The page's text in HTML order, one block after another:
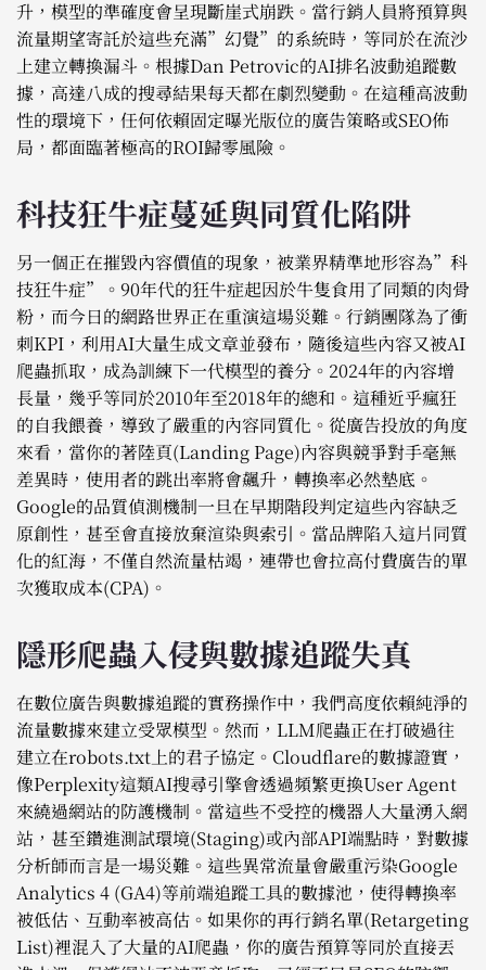
升，模型的準確度會呈現斷崖式崩跌。當行銷人員將預算與
流量期望寄託於這些充滿”幻覺”的系統時，等同於在流沙
上建立轉換漏斗。根據Dan Petrovic的AI排名波動追蹤數
據，高達八成的搜尋結果每天都在劇烈變動。在這種高波動
性的環境下，任何依賴固定曝光版位的廣告策略或SEO佈
局，都面臨著極高的ROI歸零風險。
科技狂牛症蔓延與同質化陷阱
另一個正在摧毀內容價值的現象，被業界精準地形容為”科
技狂牛症”。90年代的狂牛症起因於牛隻食用了同類的肉骨
粉，而今日的網路世界正在重演這場災難。行銷團隊為了衝
刺KPI，利用AI大量生成文章並發布，隨後這些內容又被AI
爬蟲抓取，成為訓練下一代模型的養分。2024年的內容增
長量，幾乎等同於2010年至2018年的總和。這種近乎瘋狂
的自我餵養，導致了嚴重的內容同質化。從廣告投放的角度
來看，當你的著陸頁(Landing Page)內容與競爭對手毫無
差異時，使用者的跳出率將會飆升，轉換率必然墊底。
Google的品質偵測機制一旦在早期階段判定這些內容缺乏
原創性，甚至會直接放棄渲染與索引。當品牌陷入這片同質
化的紅海，不僅自然流量枯竭，連帶也會拉高付費廣告的單
次獲取成本(CPA)。
隱形爬蟲入侵與數據追蹤失真
在數位廣告與數據追蹤的實務操作中，我們高度依賴純淨的
流量數據來建立受眾模型。然而，LLM爬蟲正在打破過往
建立在robots.txt上的君子協定。Cloudflare的數據證實，
像Perplexity這類AI搜尋引擎會透過頻繁更換User Agent
來繞過網站的防護機制。當這些不受控的機器人大量湧入網
站，甚至鑽進測試環境(Staging)或內部API端點時，對數據
分析師而言是一場災難。這些異常流量會嚴重污染Google
Analytics 4 (GA4)等前端追蹤工具的數據池，使得轉換率
被低估、互動率被高估。如果你的再行銷名單(Retargeting
List)裡混入了大量的AI爬蟲，你的廣告預算等同於直接丟